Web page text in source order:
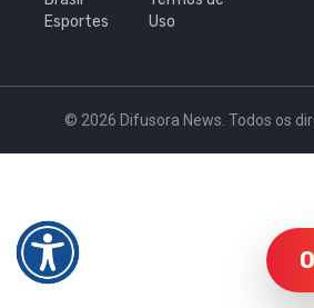
Esportes
Uso
© 2026 Difusora News. Todos os